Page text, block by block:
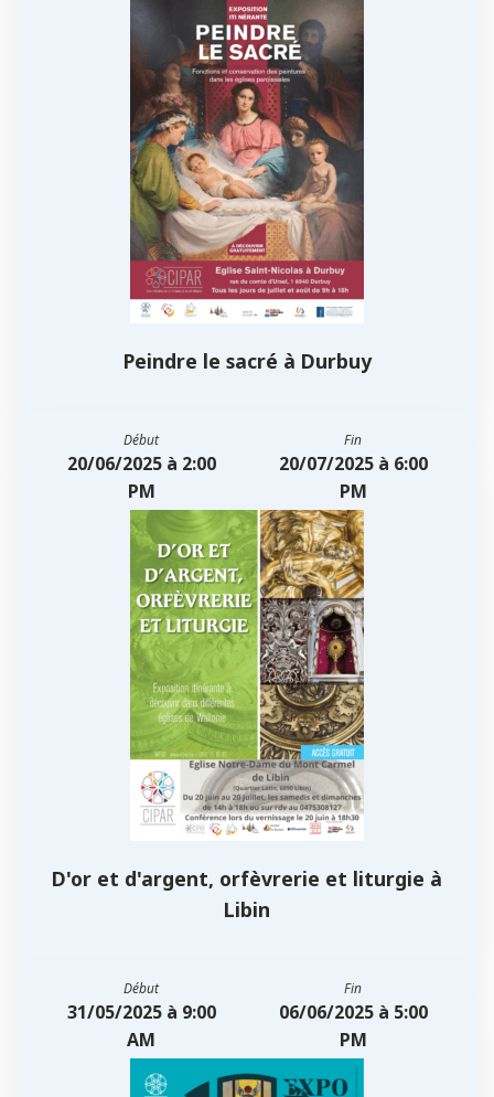
Peindre le sacré à Durbuy
Début
20/06/2025 à 2:00
PM
Fin
20/07/2025 à 6:00
PM
D'or et d'argent, orfèvrerie et liturgie à
Libin
Début
31/05/2025 à 9:00
AM
Fin
06/06/2025 à 5:00
PM